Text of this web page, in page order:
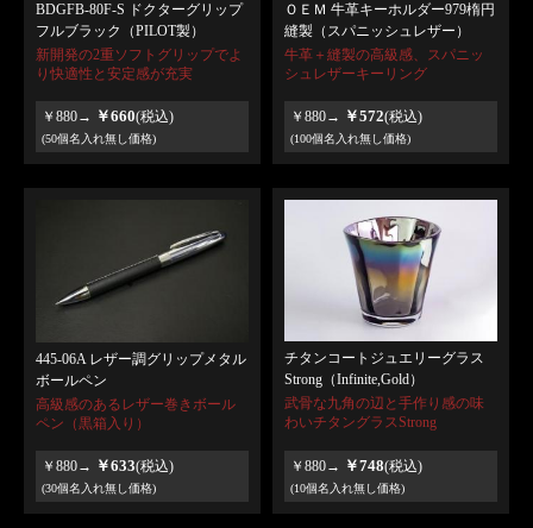
BDGFB-80F-S ドクターグリップ
フルブラック（PILOT製）
新開発の2重ソフトグリップでよ
り快適性と安定感が充実
￥880→ ￥660(税込)
(50個名入れ無し価格)
ＯＥＭ 牛革キーホルダー979楕円
縫製（スパニッシュレザー）
牛革＋縫製の高級感、スパニッ
シュレザーキーリング
￥880→ ￥572(税込)
(100個名入れ無し価格)
445-06A レザー調グリップメタル
ボールペン
高級感のあるレザー巻きボール
ペン（黒箱入り）
￥880→ ￥633(税込)
(30個名入れ無し価格)
チタンコートジュエリーグラス
Strong（Infinite,Gold）
武骨な九角の辺と手作り感の味
わいチタングラスStrong
￥880→ ￥748(税込)
(10個名入れ無し価格)